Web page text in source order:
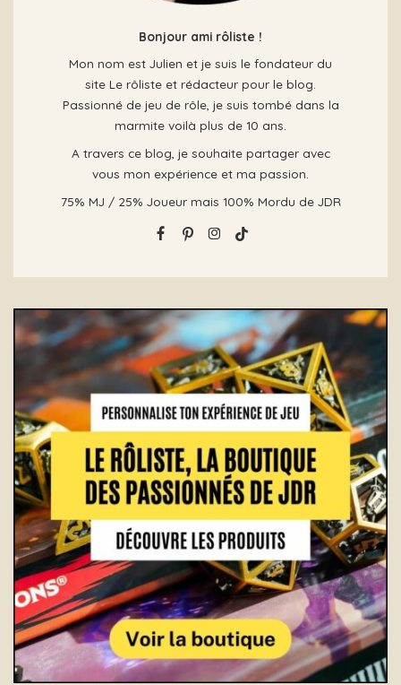
Bonjour ami rôliste !
Mon nom est Julien et je suis le fondateur du
site Le rôliste et rédacteur pour le blog.
Passionné de jeu de rôle, je suis tombé dans la
marmite voilà plus de 10 ans.
A travers ce blog, je souhaite partager avec
vous mon expérience et ma passion.
75% MJ / 25% Joueur mais 100% Mordu de JDR